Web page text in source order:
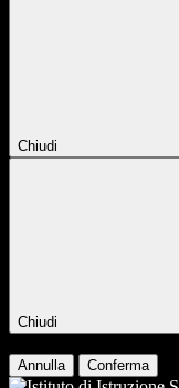
Chiudi
Chiudi
Annulla Conferma